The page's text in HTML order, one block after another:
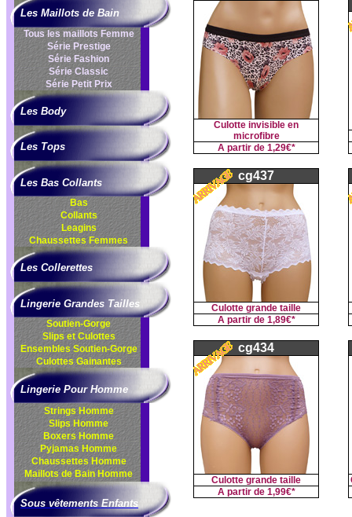
Les Maillots de Bain
Tous les maillots Femme
Série Prestige
Série Fashion
Série Classic
Série Petit Prix
Les Body
Les Tops
Les Bas Collants
Bas
Collants
Leagins
Chaussettes Femmes
Les Collerettes
Lingerie Grandes Tailles
Soutien-Gorge
Slips et Culottes
EnsemblesSoutien-Gorge
CulottesGainantes
Lingerie Pour Homme
Strings Homme
Slips Homme
Boxers Homme
Pyjamas Homme
Chaussettes Homme
Maillots de Bain Homme
Sous vêtements Enfants
Culotte invisible en
microfibre
A partir de 1,29€*
cg437
Culotte grande taille
A partir de 1,89€*
cg434
Culotte grande taille
A partir de 1,99€*